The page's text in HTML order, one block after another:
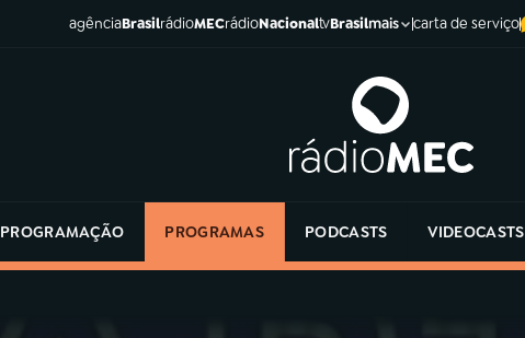
agênciaBrasilrádioMECrádioNacionaltvBrasilmais carta de serviço
PROGRAMAÇÃO PROGRAMAS PODCASTS VIDEOCASTS